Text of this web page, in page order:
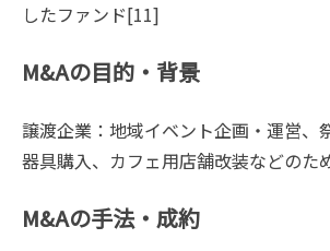
したファンド[11]
M&Aの目的・背景
譲渡企業：地域イベント企画・運営、
器具購入、カフェ用店舗改装などのた
M&Aの手法・成約